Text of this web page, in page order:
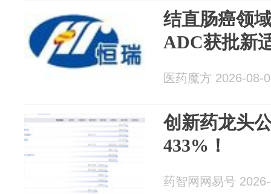
结直肠癌领
ADC获批新
医药魔方 2026-08-
创新药龙头
433%！
药智网网易号